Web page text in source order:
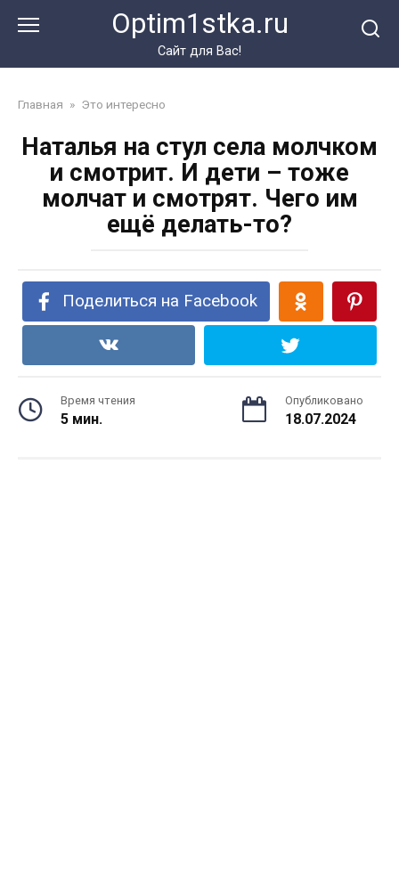
Optim1stka.ru
Сайт для Вас!
Главная » Это интересно
Наталья на стул села молчком
и смотрит. И дети – тоже
молчат и смотрят. Чего им
ещё делать-то?
Поделиться на Facebook
Время чтения
5 мин.
Опубликовано
18.07.2024